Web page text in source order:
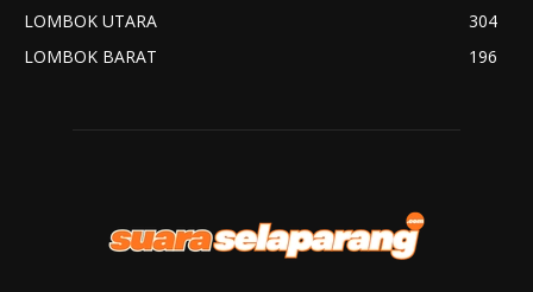
LOMBOK UTARA
304
LOMBOK BARAT
196